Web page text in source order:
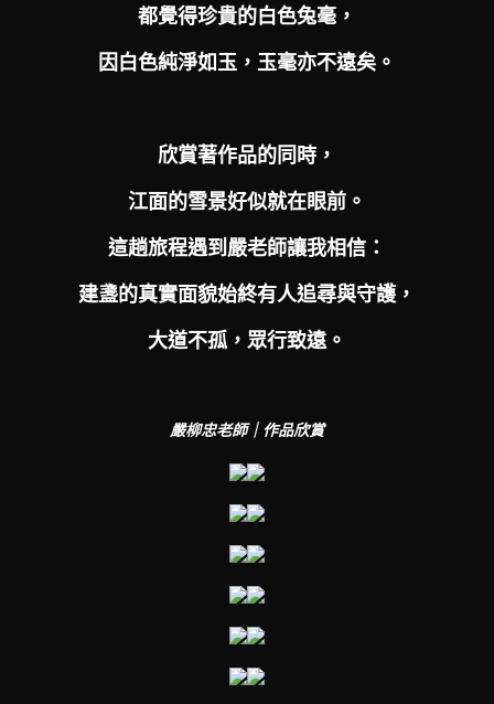
都覺得珍貴的白色兔毫，
因白色純淨如玉， 玉毫亦不遠矣。
欣賞著作品的同時，
江面的雪景好似就在眼前。
這趟旅程遇到嚴老師讓我相信：
建盞的真實面貌始終有人追尋與守護，
大道不孤，眾行致遠。
嚴柳忠老師｜作品欣賞